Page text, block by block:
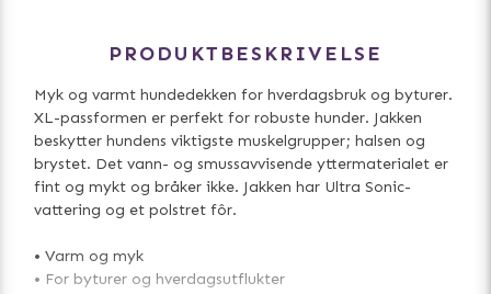
PRODUKTBESKRIVELSE
Myk og varmt hundedekken for hverdagsbruk og byturer.
XL-passformen er perfekt for robuste hunder. Jakken
beskytter hundens viktigste muskelgrupper; halsen og
brystet. Det vann- og smussavvisende yttermaterialet er
fint og mykt og bråker ikke. Jakken har Ultra Sonic-
vattering og et polstret fôr.
• Varm og myk
• For byturer og hverdagsutflukter